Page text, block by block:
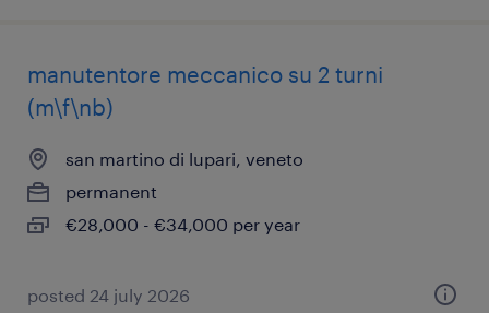
manutentore meccanico su 2 turni
(m\f\nb)
san martino di lupari, veneto
permanent
€28,000 - €34,000 per year
posted 24 july 2026